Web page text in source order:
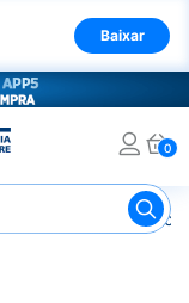
Baixar
0
Ralo